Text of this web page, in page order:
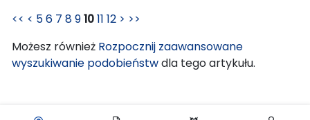
<< < 56 7 891011 12 > >>
Możesz również Rozpocznij zaawansowane
wyszukiwanie podobieństwdla tego artykułu.